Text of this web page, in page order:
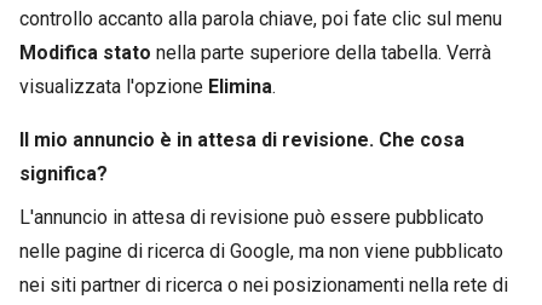
controllo accanto alla parola chiave, poi fate clic sul menu
Modifica stato nella parte superiore della tabella. Verrà
visualizzata l'opzione Elimina.
Il mio annuncio è in attesa di revisione. Che cosa
significa?
L'annuncio in attesa di revisione può essere pubblicato
nelle pagine di ricerca di Google, ma non viene pubblicato
nei siti partner di ricerca o nei posizionamenti nella rete di